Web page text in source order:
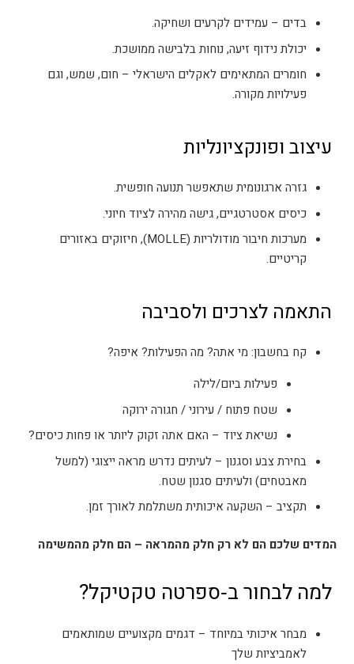
בדים – עמידים לקרעים ושחיקה.
יכולת נידוף זיעה, נוחות בלבישה ממושכת.
חומרים המתאימים לאקלים הישראלי – חום, שמש, וגם
פעילויות מקורה.
עיצוב ופונקציונליות
גזרה ארגונומית שתאפשר תנועה חופשית.
כיסים אסטרטגיים, גישה מהירה לציוד חיוני.
מערכות חיבור מודולריות (MOLLE), חיזוקים באזורים
קריטיים.
התאמה לצרכים ולסביבה
קח בחשבון: מי אתה? מה הפעילות? איפה?
פעילות ביום/לילה
שטח פתוח / עירוני / חגורה ירוקה
נשיאת ציוד – האם אתה זקוק ליותר או פחות כיסים?
בחירת צבע וסגנון – לעיתים נדרש מראה ייצוגי (למשל
מאבטחים) ולעיתים סגנון שטח.
תקציב – השקעה איכותית משתלמת לאורך זמן.
המדים שלכם הם לא רק חלק מהמראה – הם חלק מהמשימה
למה לבחור ב‑ספרטה טקטיקל?
מבחר איכותי במיוחד – דגמים מקצועיים שמותאמים
לאמביציות שלך